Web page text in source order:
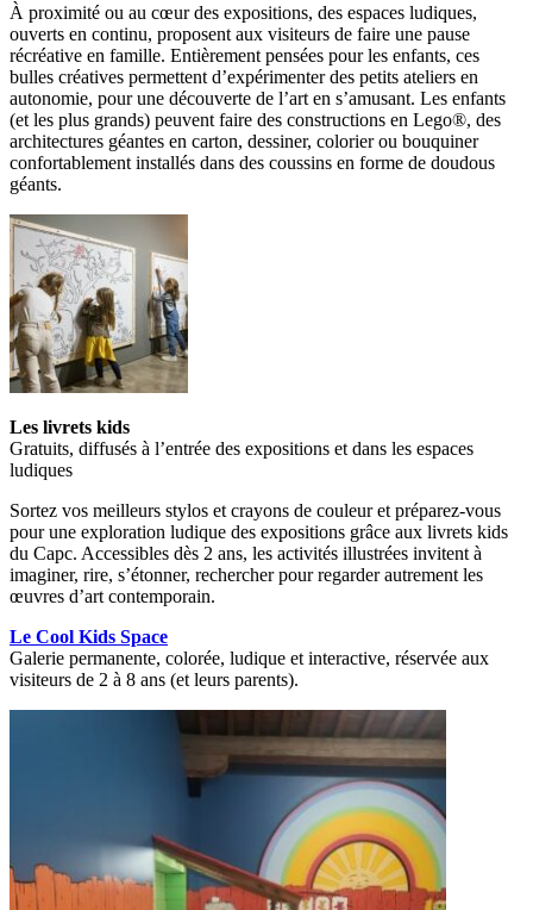
À proximité ou au cœur des expositions, des espaces ludiques,
ouverts en continu, proposent aux visiteurs de faire une pause
récréative en famille. Entièrement pensées pour les enfants, ces
bulles créatives permettent d’expérimenter des petits ateliers en
autonomie, pour une découverte de l’art en s’amusant. Les enfants
(et les plus grands) peuvent faire des constructions en Lego®, des
architectures géantes en carton, dessiner, colorier ou bouquiner
confortablement installés dans des coussins en forme de doudous
géants.
Les livrets kids
Gratuits, diffusés à l’entrée des expositions et dans les espaces
ludiques
Sortez vos meilleurs stylos et crayons de couleur et préparez-vous
pour une exploration ludique des expositions grâce aux livrets kids
du Capc. Accessibles dès 2 ans, les activités illustrées invitent à
imaginer, rire, s’étonner, rechercher pour regarder autrement les
œuvres d’art contemporain.
Le Cool Kids Space
Galerie permanente, colorée, ludique et interactive, réservée aux
visiteurs de 2 à 8 ans (et leurs parents).